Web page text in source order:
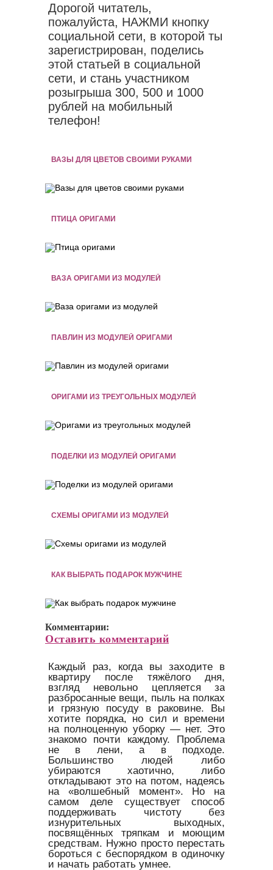
Дорогой читатель,
пожалуйста, НАЖМИ кнопку
социальной сети, в которой ты
зарегистрирован, поделись
этой статьей в социальной
сети, и стань участником
розыгрыша 300, 500 и 1000
рублей на мобильный
телефон!
ВАЗЫ ДЛЯ ЦВЕТОВ СВОИМИ РУКАМИ
ПТИЦА ОРИГАМИ
ВАЗА ОРИГАМИ ИЗ МОДУЛЕЙ
ПАВЛИН ИЗ МОДУЛЕЙ ОРИГАМИ
ОРИГАМИ ИЗ ТРЕУГОЛЬНЫХ МОДУЛЕЙ
ПОДЕЛКИ ИЗ МОДУЛЕЙ ОРИГАМИ
СХЕМЫ ОРИГАМИ ИЗ МОДУЛЕЙ
КАК ВЫБРАТЬ ПОДАРОК МУЖЧИНЕ
Комментарии:
Оставить комментарий
Каждый раз, когда вы заходите в
квартиру после тяжёлого дня,
взгляд невольно цепляется за
разбросанные вещи, пыль на полках
и грязную посуду в раковине. Вы
хотите порядка, но сил и времени
на полноценную уборку — нет. Это
знакомо почти каждому. Проблема
не в лени, а в подходе.
Большинство людей либо
убираются хаотично, либо
откладывают это на потом, надеясь
на «волшебный момент». Но на
самом деле существует способ
поддерживать чистоту без
изнурительных выходных,
посвящённых тряпкам и моющим
средствам. Нужно просто перестать
бороться с беспорядком в одиночку
и начать работать умнее.